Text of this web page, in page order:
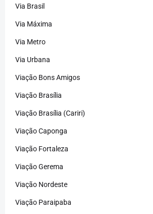
Via Brasil
Via Máxima
Via Metro
Via Urbana
Viação Bons Amigos
Viação Brasília
Viação Brasília (Cariri)
Viação Caponga
Viação Fortaleza
Viação Gerema
Viação Nordeste
Viação Paraipaba